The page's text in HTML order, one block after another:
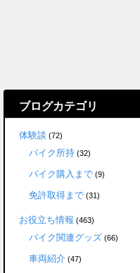
ブログカテゴリ
体験談 (72)
バイク所持 (32)
バイク購入まで (9)
免許取得まで (31)
お役立ち情報 (463)
バイク関連グッズ (66)
車両紹介 (47)